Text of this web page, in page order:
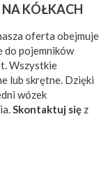
KÓŁKACH
oferta obejmuje
do pojemników
Wszystkie
lub skrętne. Dzięki
wózek
Skontaktuj się z